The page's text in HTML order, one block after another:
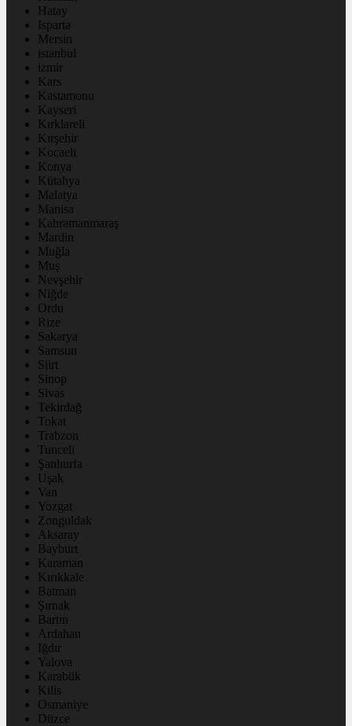
Hatay
Isparta
Mersin
istanbul
izmir
Kars
Kastamonu
Kayseri
Kırklareli
Kırşehir
Kocaeli
Konya
Kütahya
Malatya
Manisa
Kahramanmaraş
Mardin
Muğla
Muş
Nevşehir
Niğde
Ordu
Rize
Sakarya
Samsun
Siirt
Sinop
Sivas
Tekirdağ
Tokat
Trabzon
Tunceli
Şanlıurfa
Uşak
Van
Yozgat
Zonguldak
Aksaray
Bayburt
Karaman
Kırıkkale
Batman
Şırnak
Bartın
Ardahan
Iğdır
Yalova
Karabük
Kilis
Osmaniye
Düzce